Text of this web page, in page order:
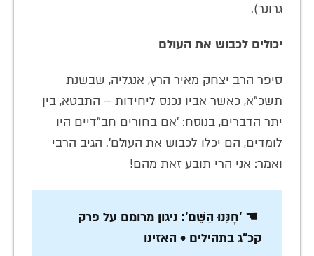
גרונר).
יכולים לכבוש את העולם
סיפר הרב יצחק מאיר הרץ, אנגליה, שבשנת
תשכ"א, כאשר אביו נכנס ליחידות – התבטא, בין
יתר הדברים, בנוסח: 'אם בחורים חב"דיים היו
לומדים, הם יכלו לכבוש את העולם'. הגיב הרבי
ואמר: אני הרי תובע זאת מהם!
☚ 'חָנֵּנוּ הַשֵּׁם': ניגון מרומם על פרק
קכ"ג בתהילים • האזינו